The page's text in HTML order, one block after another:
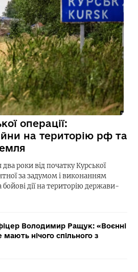
операції:
на територію рф та
роки від початку Курської
за задумом і виконанням
бойові дії на територію держави-
Володимир Ращук: «Воєнні
нічого спільного з